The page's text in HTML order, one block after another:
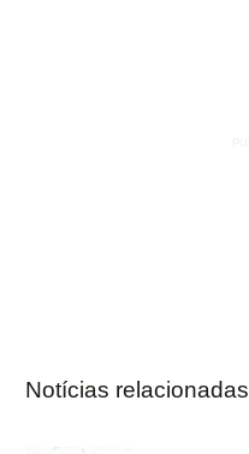
Notícias relacionadas